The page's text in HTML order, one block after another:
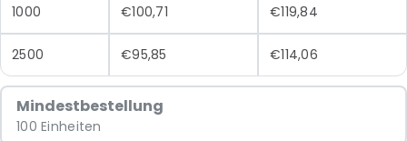
1000 €100,71 €119,84
2500 €95,85 €114,06
Mindestbestellung
100 Einheiten